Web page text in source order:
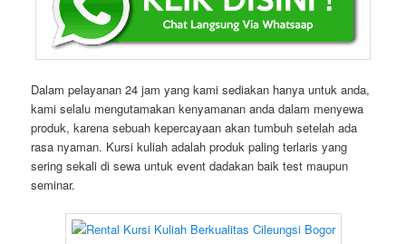
Dalam pelayanan 24 jam yang kami sediakan hanya untuk anda,
kami selalu mengutamakan kenyamanan anda dalam menyewa
produk, karena sebuah kepercayaan akan tumbuh setelah ada
rasa nyaman. Kursi kuliah adalah produk paling terlaris yang
sering sekali di sewa untuk event dadakan baik test maupun
seminar.